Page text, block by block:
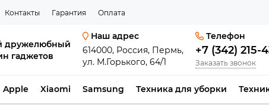
Контакты Гарантия Оплата
дружелюбный
гаджетов
Наш адрес
614000, Россия, Пермь,
ул. М.Горького, 64/1
Телефон
+7 (342) 215-
Заказать звонок
Apple Xiaomi Samsung Техника для уборки